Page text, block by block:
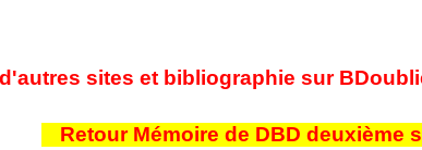
sites et bibliographie sur
Retour Mémoire de DBD deuxième